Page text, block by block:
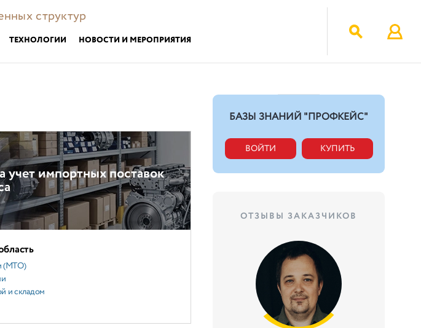
структур
ТЕХНОЛОГИИ НОВОСТИ И МЕРОПРИЯТИЯ
импортных поставок
(МТО)
и складом
БАЗЫ ЗНАНИЙ "ПРОФКЕЙС"
ВОЙТИ КУПИТЬ
ОТЗЫВЫ ЗАКАЗЧИКОВ